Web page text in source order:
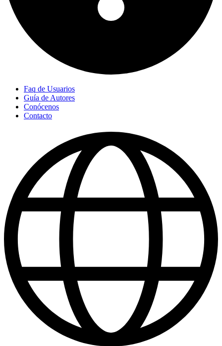
Faq de Usuarios
Guía de Autores
Conócenos
Contacto